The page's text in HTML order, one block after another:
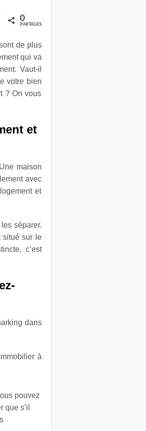
0
PARTAGES
de plus
qui va
Vaut-il
votre bien
? On vous
et
maison
avec
et
séparer.
situé sur le
c’est
dans
à
pouvez
s’il